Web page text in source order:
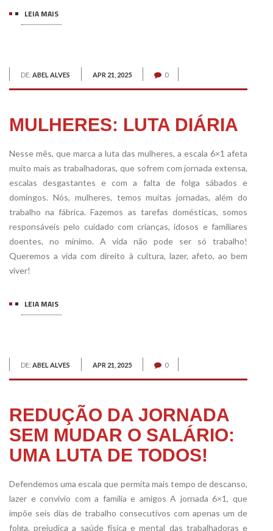
LEIA MAIS
DE: ABEL ALVES APR 21, 2025 0
MULHERES: LUTA DIÁRIA
Nesse mês, que marca a luta das mulheres, a escala 6×1 afeta
muito mais as trabalhadoras, que sofrem com jornada extensa,
escalas desgastantes e com a falta de folga sábados e
domingos. Nós, mulheres, temos muitas jornadas, além do
trabalho na fábrica. Fazemos as tarefas domésticas, somos
responsáveis pelo cuidado com crianças, idosos e familiares
doentes, no mínimo. A vida não pode ser só trabalho!
Queremos a vida com direito à cultura, lazer, afeto, ao bem
viver!
LEIA MAIS
DE: ABEL ALVES APR 21, 2025 0
REDUÇÃO DA JORNADA
SEM MUDAR O SALÁRIO:
UMA LUTA DE TODOS!
Defendemos uma escala que permita mais tempo de descanso,
lazer e convívio com a família e amigos A jornada 6×1, que
impõe seis dias de trabalho consecutivos com apenas um de
folga, prejudica a saúde física e mental das trabalhadoras e